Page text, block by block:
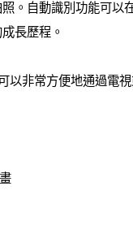
。自動識別功能可以
長歷程。
以非常方便地通過電